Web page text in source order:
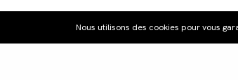
Nous utilisons des cookies pour vous